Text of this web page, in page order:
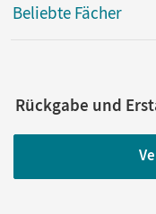
Beliebte Fächer
Rückgabe und